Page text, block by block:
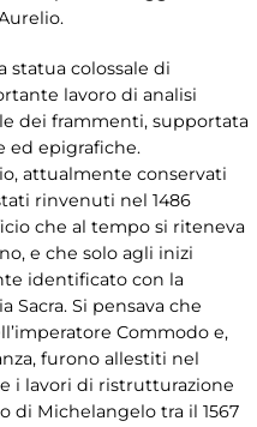
statua colossale di
lavoro di analisi
dei frammenti, supportata
ed epigrafiche.
attualmente conservati
rinvenuti nel 1486
che al tempo si riteneva
e che solo agli inizi
identificato con la
Sacra. Si pensava che
Commodo e,
furono allestiti nel
i lavori di ristrutturazione
di Michelangelo tra il 1567